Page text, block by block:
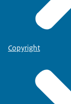
Copyright